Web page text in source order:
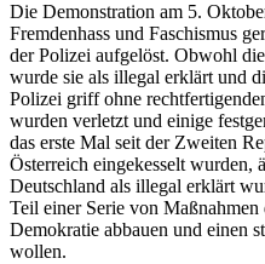
Die Demonstration am 5.
Fremdenhass und Faschismus
der Polizei aufgelöst. Obwohl
wurde sie als illegal erklärt und
Polizei griff ohne
wurden verletzt und einige
das erste Mal seit der Zweiten
Österreich eingekesselt wurden,
Deutschland als illegal erklärt
Teil einer Serie von
Demokratie abbauen und einen
wollen.